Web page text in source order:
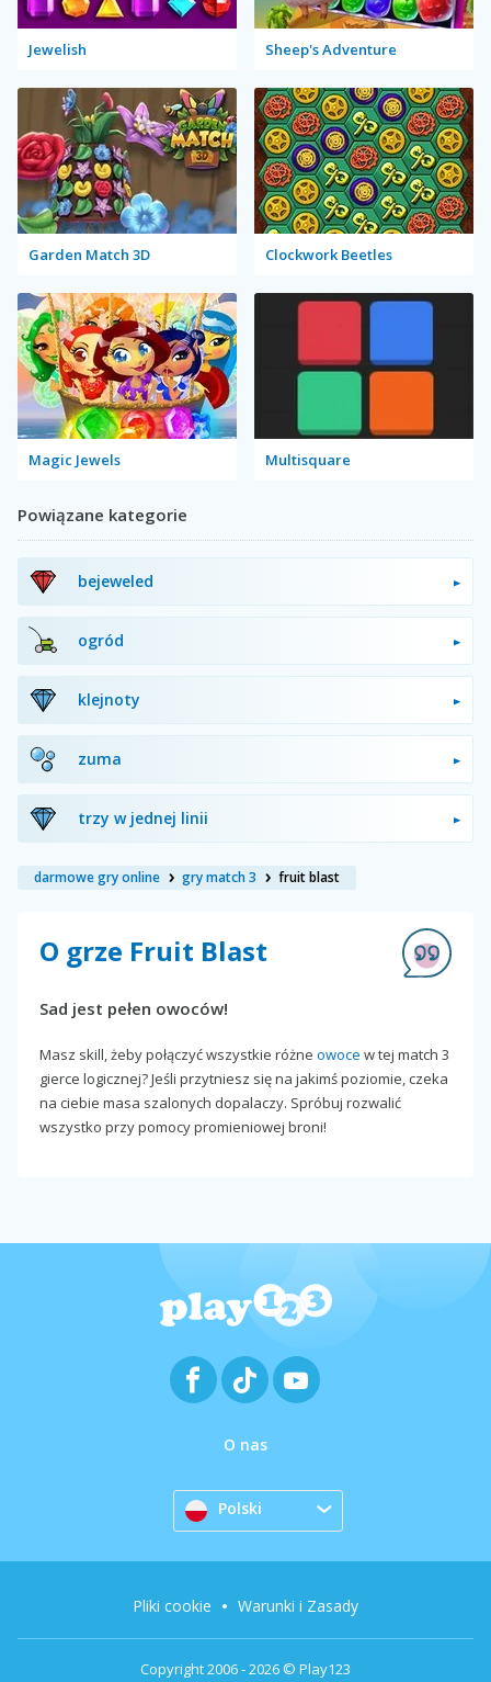
Jewelish Sheep's Adventure
Garden Match 3D Clockwork Beetles
Magic Jewels Multisquare
Powiązane kategorie
bejeweled
ogród
klejnoty
zuma
trzy w jednej linii
darmowe gry online gry match 3 fruit blast
O grze Fruit Blast
Sad jest pełen owoców!
Masz skill, żeby połączyć wszystkie różne owoce w tej match 3
gierce logicznej? Jeśli przytniesz się na jakimś poziomie, czeka
na ciebie masa szalonych dopalaczy. Spróbuj rozwalić
wszystko przy pomocy promieniowej broni!
O nas
Polski
Copyright 2006 - 2026 © Play123
Pliki cookie Warunki i Zasady